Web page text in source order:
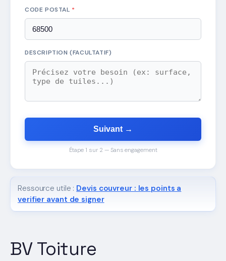
BV Toiture
CODE POSTAL *
DESCRIPTION (FACULTATIF)
Suivant →
Étape 1 sur 2 — Sans engagement
Ressource utile : Devis couvreur : les points a
verifier avant de signer